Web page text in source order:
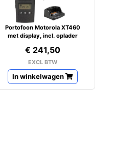
Portofoon Motorola XT460
met display, incl. oplader
€ 241,50
EXCL BTW
In winkelwagen